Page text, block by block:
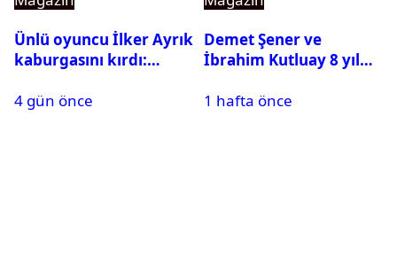
Ünlü oyuncu İlker Ayrık
kaburgasını kırdı:
4 gün önce
Demet Şener ve
İbrahim Kutluay 8 yıl
Ailece Yunanistan
1 hafta önce